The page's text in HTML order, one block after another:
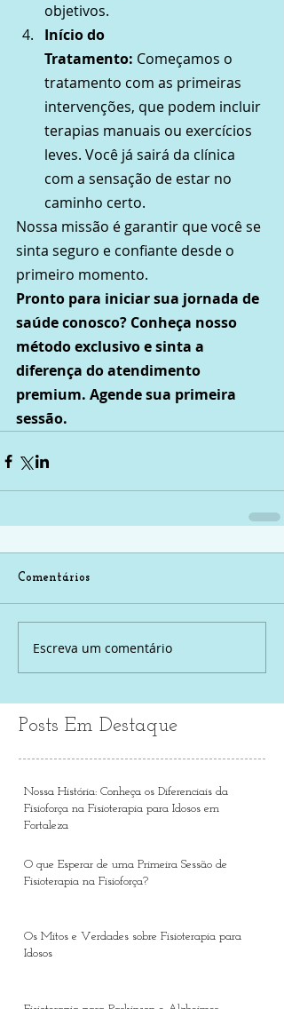
objetivos.
Início do
Tratamento: Começamos o
tratamento com as primeiras
intervenções, que podem incluir
terapias manuais ou exercícios
leves. Você já sairá da clínica
com a sensação de estar no
caminho certo.
Nossa missão é garantir que você se
sinta seguro e confiante desde o
primeiro momento.
Pronto para iniciar sua jornada de
saúde conosco? Conheça nosso
método exclusivo e sinta a
diferença do atendimento
premium. Agende sua primeira
sessão.
Comentários
Escreva um comentário
Posts Em Destaque
Nossa História: Conheça os Diferenciais da
Fisioforça na Fisioterapia para Idosos em
Fortaleza
O que Esperar de uma Primeira Sessão de
Fisioterapia na Fisioforça?
Os Mitos e Verdades sobre Fisioterapia para
Idosos